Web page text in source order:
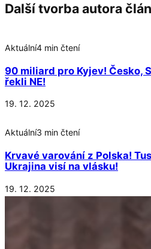
Další tvorba autora
Aktuální4 min čtení
90 miliard pro Kyjev! Česko,
řekli NE!
19. 12. 2025
Aktuální3 min čtení
Krvavé varování z Polska!
Ukrajina visí na vlásku!
19. 12. 2025